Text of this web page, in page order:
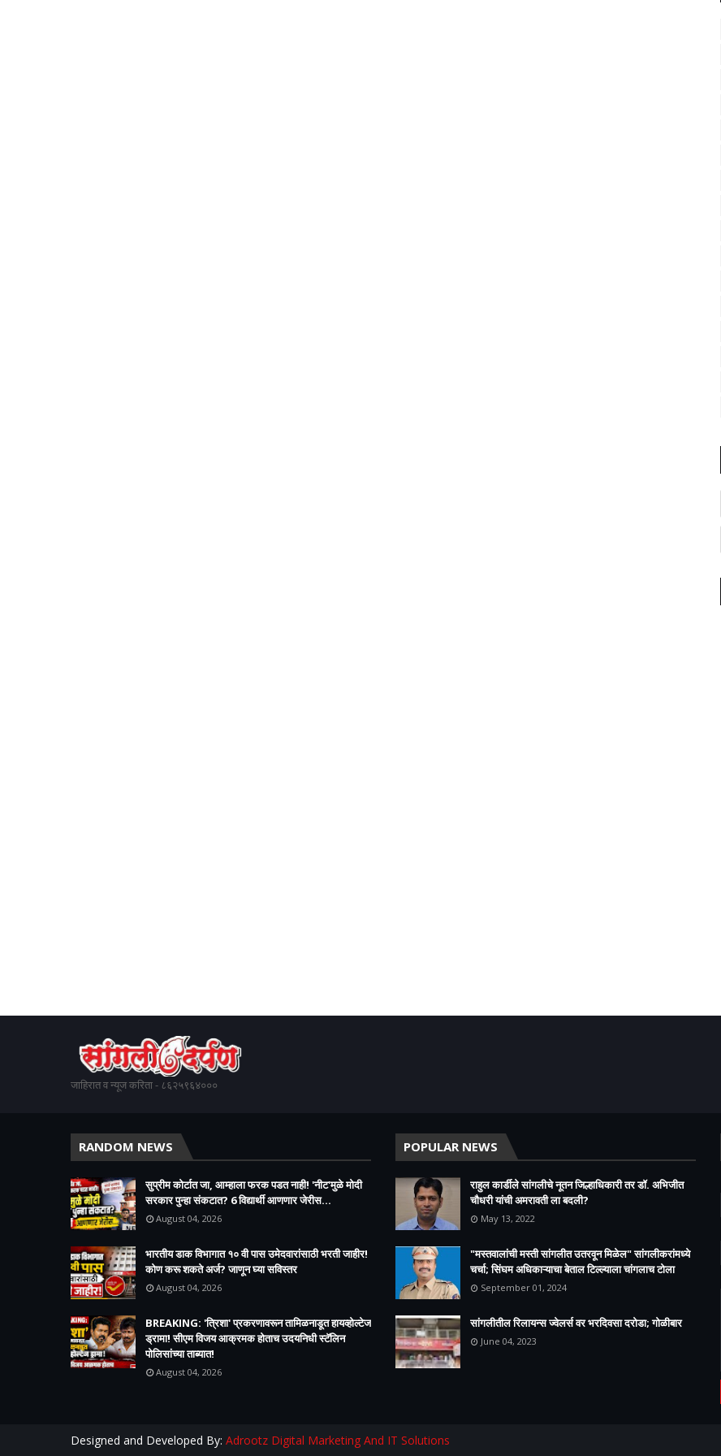
जाहिरात व न्यूज करिता - ८६२५९६४०००
RANDOM NEWS
सुप्रीम कोर्टात जा, आम्हाला फरक पडत नाही! 'नीट'मुळे मोदी
सरकार पुन्हा संकटात? 6 विद्यार्थी आणणार जेरीस...
August 04, 2026
भारतीय डाक विभागात १० वी पास उमेदवारांसाठी भरती जाहीर!
कोण करू शकते अर्ज? जाणून घ्या सविस्तर
August 04, 2026
BREAKING: 'त्रिशा' प्रकरणावरून तामिळनाडूत हायव्होल्टेज
ड्रामा! सीएम विजय आक्रमक होताच उदयनिधी स्टॅलिन
पोलिसांच्या ताब्यात!
August 04, 2026
POPULAR NEWS
राहुल कार्डीले सांगलीचे नूतन जिल्हाधिकारी तर डॉ. अभिजीत
चौधरी यांची अमरावती ला बदली?
May 13, 2022
"मस्तवालांची मस्ती सांगलीत उतरवून मिळेल" सांगलीकरांमध्ये
चर्चा; सिंघम अधिकाऱ्याचा बेताल टिल्ल्याला चांगलाच टोला
September 01, 2024
सांगलीतील रिलायन्स ज्वेलर्स वर भरदिवसा दरोडा; गोळीबार
June 04, 2023
Designed and Developed By: Adrootz Digital Marketing And IT Solutions